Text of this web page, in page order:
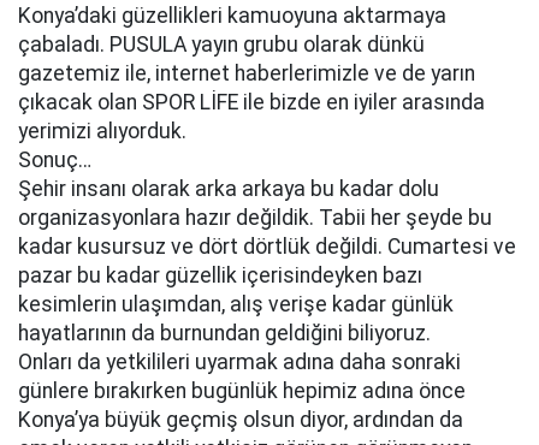
Konya’daki güzellikleri kamuoyuna aktarmaya
çabaladı. PUSULA yayın grubu olarak dünkü
gazetemiz ile, internet haberlerimizle ve de yarın
çıkacak olan SPOR LİFE ile bizde en iyiler arasında
yerimizi alıyorduk.
Sonuç…
Şehir insanı olarak arka arkaya bu kadar dolu
organizasyonlara hazır değildik. Tabii her şeyde bu
kadar kusursuz ve dört dörtlük değildi. Cumartesi ve
pazar bu kadar güzellik içerisindeyken bazı
kesimlerin ulaşımdan, alış verişe kadar günlük
hayatlarının da burnundan geldiğini biliyoruz.
Onları da yetkilileri uyarmak adına daha sonraki
günlere bırakırken bugünlük hepimiz adına önce
Konya’ya büyük geçmiş olsun diyor, ardından da